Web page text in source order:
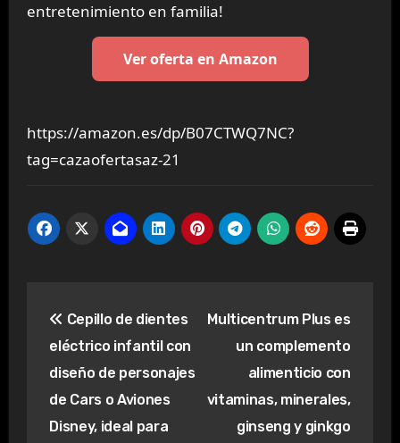
entretenimiento en familia!
Ver oferta en Amazon
https://amazon.es/dp/B07CTWQ7NC?
tag=cazaofertasaz-21
de
entradas
Cepillo de dientes
eléctrico infantil con
diseño de personajes
de Cars o Aviones
Disney, ideal para
Multicentrum Plus es
un complemento
alimenticio con
vitaminas, minerales,
ginseng y ginkgo